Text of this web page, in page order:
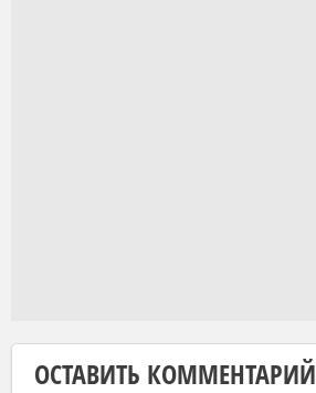
ОСТАВИТЬ КОММЕНТАРИЙ